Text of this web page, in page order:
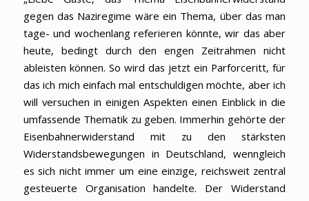
gegen das Naziregime wäre ein Thema, über das man
tage- und wochenlang referieren könnte, wir das aber
heute, bedingt durch den engen Zeitrahmen nicht
ableisten können. So wird das jetzt ein Parforceritt, für
das ich mich einfach mal entschuldigen möchte, aber ich
will versuchen in einigen Aspekten einen Einblick in die
umfassende Thematik zu geben. Immerhin gehörte der
Eisenbahnerwiderstand mit zu den stärksten
Widerstandsbewegungen in Deutschland, wenngleich
es sich nicht immer um eine einzige, reichsweit zentral
gesteuerte Organisation handelte. Der Widerstand